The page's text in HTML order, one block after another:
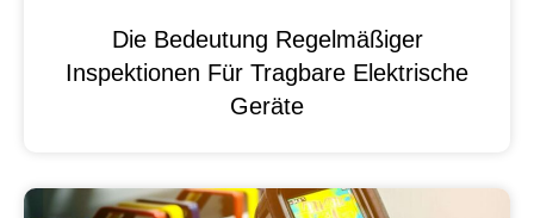
Die Bedeutung Regelmäßiger
Inspektionen Für Tragbare Elektrische
Geräte